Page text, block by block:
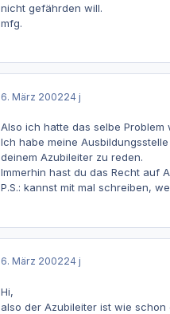
nicht gefährden will.
mfg.
6. März 200224 j
Also ich hatte das selbe Problem
Ich habe meine
deinem Azubileiter zu reden.
Immerhin hast du das Recht auf
P.S.: kannst mit mal schreiben,
6. März 200224 j
Hi,
also der Azubileiter ist wie